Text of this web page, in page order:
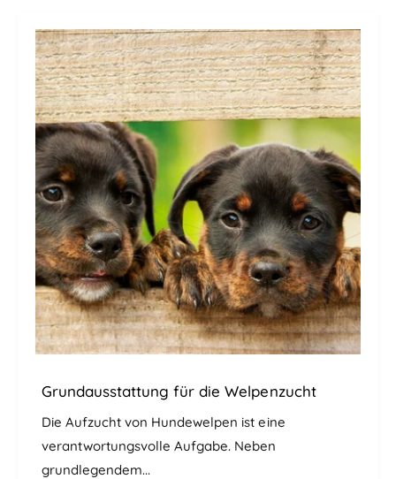
Grundausstattung für die Welpenzucht
Die Aufzucht von Hundewelpen ist eine
verantwortungsvolle Aufgabe. Neben
grundlegendem...